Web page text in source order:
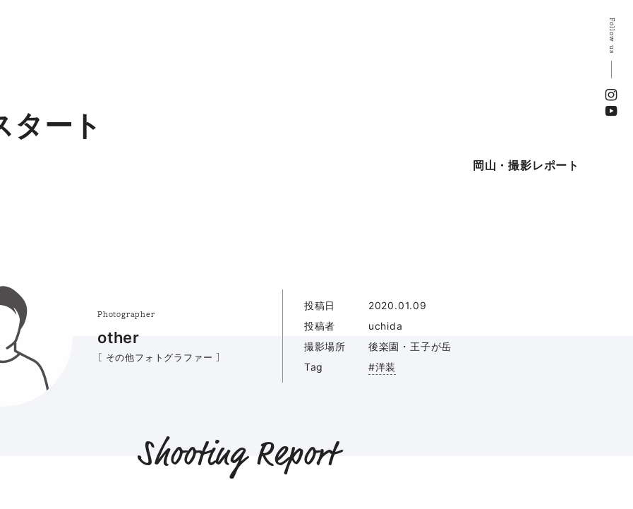
ート
岡山・撮影レポート
Follow us
Photographer
other
［ その他フォトグラファー ］
投稿日
2020.01.09
投稿者
uchida
撮影場所
後楽園・王子が岳
Tag
#洋装
Shooting Report